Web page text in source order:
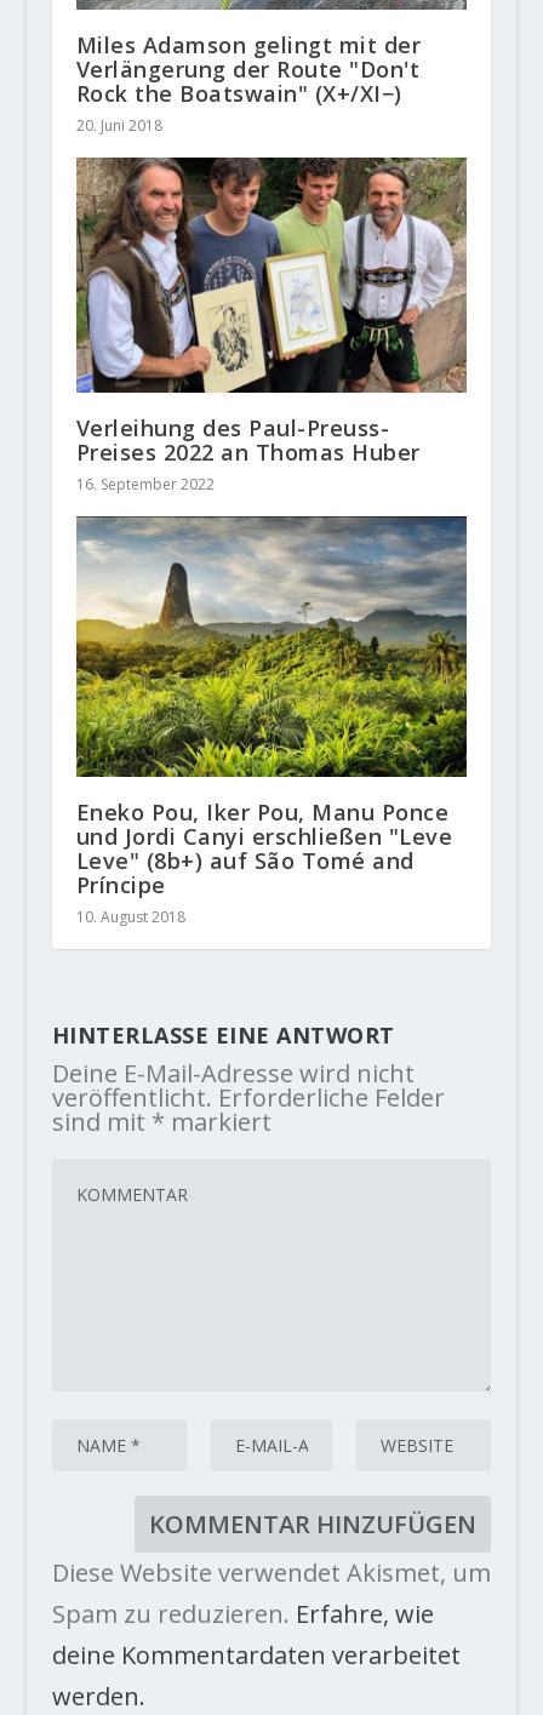
Miles Adamson gelingt mit der
Verlängerung der Route "Don't
Rock the Boatswain" (X+/XI−)
20. Juni 2018
Verleihung des Paul-Preuss-
Preises 2022 an Thomas Huber
16. September 2022
Eneko Pou, Iker Pou, Manu Ponce
und Jordi Canyi erschließen "Leve
Leve" (8b+) auf São Tomé and
Príncipe
10. August 2018
HINTERLASSE EINE ANTWORT
Deine E-Mail-Adresse wird nicht
veröffentlicht. Erforderliche Felder
sind mit * markiert
Diese Website verwendet Akismet, um
Spam zu reduzieren. Erfahre, wie
deine Kommentardaten verarbeitet
werden.